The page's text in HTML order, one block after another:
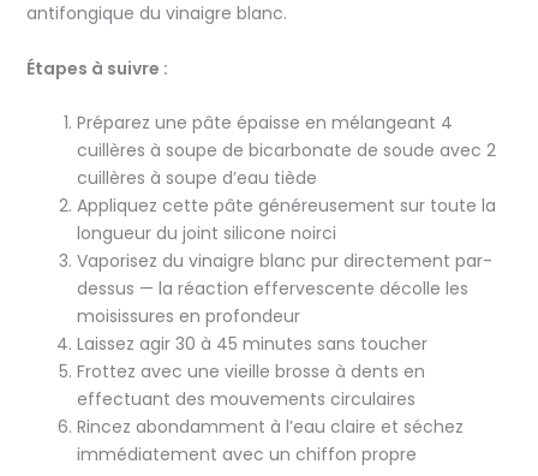
antifongique du vinaigre blanc.
Étapes à suivre :
Préparez une pâte épaisse en mélangeant 4
cuillères à soupe de bicarbonate de soude avec 2
cuillères à soupe d’eau tiède
Appliquez cette pâte généreusement sur toute la
longueur du joint silicone noirci
Vaporisez du vinaigre blanc pur directement par-
dessus — la réaction effervescente décolle les
moisissures en profondeur
Laissez agir 30 à 45 minutes sans toucher
Frottez avec une vieille brosse à dents en
effectuant des mouvements circulaires
Rincez abondamment à l’eau claire et séchez
immédiatement avec un chiffon propre